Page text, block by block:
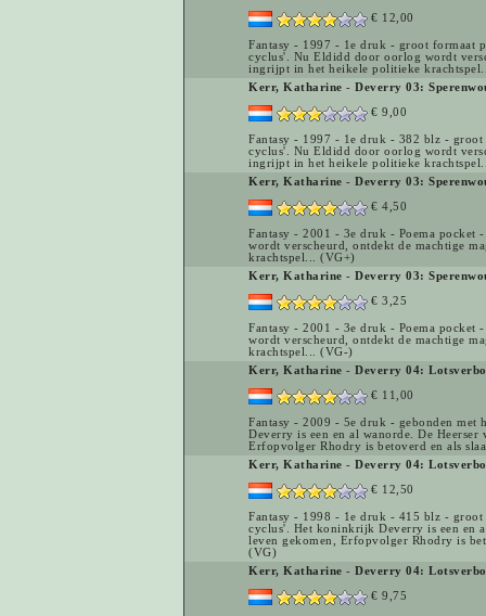
€ 12,00
Fantasy - 1997 - 1e druk - groot formaat
cyclus'. Nu Eldidd door oorlog wordt
ingrijpt in het heikele politieke
Kerr, Katharine - Deverry 03:
€ 9,00
Fantasy - 1997 - 1e druk - 382 blz -
cyclus'. Nu Eldidd door oorlog wordt
ingrijpt in het heikele politieke
Kerr, Katharine - Deverry 03:
€ 4,50
Fantasy - 2001 - 3e druk - Poema
wordt verscheurd, ontdekt de machtige
krachtspel... (VG+)
Kerr, Katharine - Deverry 03:
€ 3,25
Fantasy - 2001 - 3e druk - Poema
wordt verscheurd, ontdekt de machtige
krachtspel... (VG-)
Kerr, Katharine - Deverry 04:
€ 11,00
Fantasy - 2009 - 5e druk - gebonden
Deverry is een en al wanorde. De
Erfopvolger Rhodry is betoverd en als
Kerr, Katharine - Deverry 04:
€ 12,50
Fantasy - 1998 - 1e druk - 415 blz -
cyclus'. Het koninkrijk Deverry is een en
leven gekomen, Erfopvolger Rhodry is
(VG)
Kerr, Katharine - Deverry 04:
€ 9,75